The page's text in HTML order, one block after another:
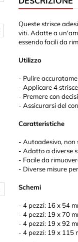
Queste strisce
viti. Adatte a
essendo facili da
Utilizzo
- Pulire
- Applicare 4
- Premere con
- Assicurarsi del
Caratteristiche
- Autoadesivo, non
- Adatto a diverse
- Facile da
- Diverse misure
Schemi
- 4 pezzi: 16 x 54
- 4 pezzi: 19 x 70
- 4 pezzi: 19 x 92
- 4 pezzi: 19 x 115